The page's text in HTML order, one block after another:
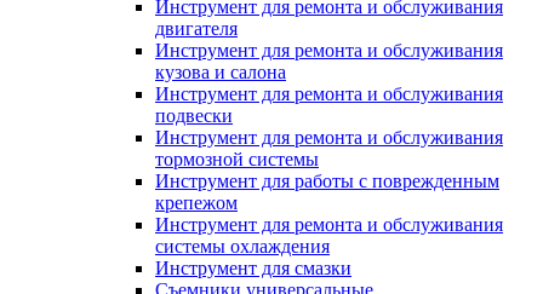
Инструмент для ремонта и обслуживания
двигателя
Инструмент для ремонта и обслуживания
кузова и салона
Инструмент для ремонта и обслуживания
подвески
Инструмент для ремонта и обслуживания
тормозной системы
Инструмент для работы с поврежденным
крепежом
Инструмент для ремонта и обслуживания
системы охлаждения
Инструмент для смазки
Съемники универсальные